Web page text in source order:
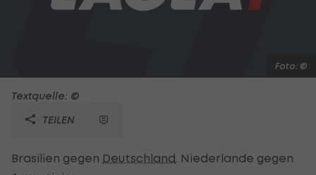
Foto: ©
Textquelle: ©
TEILEN
Brasilien gegen Deutschland . Niederlande gegen